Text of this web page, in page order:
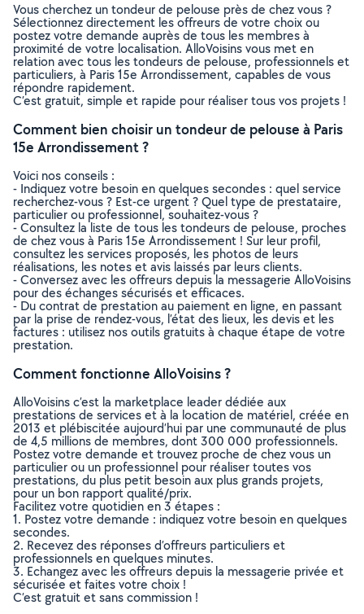
Vous cherchez un tondeur de pelouse près de chez vous ?
Sélectionnez directement les offreurs de votre choix ou
postez votre demande auprès de tous les membres à
proximité de votre localisation. AlloVoisins vous met en
relation avec tous les tondeurs de pelouse, professionnels et
particuliers, à Paris 15e Arrondissement, capables de vous
répondre rapidement.
C’est gratuit, simple et rapide pour réaliser tous vos projets !
Comment bien choisir un tondeur de pelouse à Paris
15e Arrondissement ?
Voici nos conseils :
- Indiquez votre besoin en quelques secondes : quel service
recherchez-vous ? Est-ce urgent ? Quel type de prestataire,
particulier ou professionnel, souhaitez-vous ?
- Consultez la liste de tous les tondeurs de pelouse, proches
de chez vous à Paris 15e Arrondissement ! Sur leur profil,
consultez les services proposés, les photos de leurs
réalisations, les notes et avis laissés par leurs clients.
- Conversez avec les offreurs depuis la messagerie AlloVoisins
pour des échanges sécurisés et efficaces.
- Du contrat de prestation au paiement en ligne, en passant
par la prise de rendez-vous, l’état des lieux, les devis et les
factures : utilisez nos outils gratuits à chaque étape de votre
prestation.
Comment fonctionne AlloVoisins ?
AlloVoisins c’est la marketplace leader dédiée aux
prestations de services et à la location de matériel, créée en
2013 et plébiscitée aujourd’hui par une communauté de plus
de 4,5 millions de membres, dont 300 000 professionnels.
Postez votre demande et trouvez proche de chez vous un
particulier ou un professionnel pour réaliser toutes vos
prestations, du plus petit besoin aux plus grands projets,
pour un bon rapport qualité/prix.
Facilitez votre quotidien en 3 étapes :
1. Postez votre demande : indiquez votre besoin en quelques
secondes.
2. Recevez des réponses d’offreurs particuliers et
professionnels en quelques minutes.
3. Echangez avec les offreurs depuis la messagerie privée et
sécurisée et faites votre choix !
C’est gratuit et sans commission !